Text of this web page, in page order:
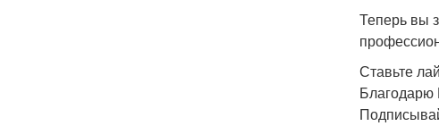
Теперь вы
Ставьте
Благодарю